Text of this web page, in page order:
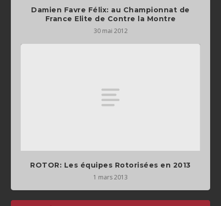
Damien Favre Félix: au Championnat de
France Elite de Contre la Montre
30 mai 2012
ROTOR: Les équipes Rotorisées en 2013
1 mars 2013